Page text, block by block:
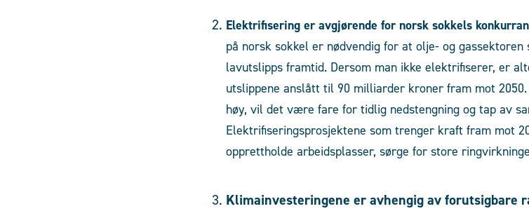
Elektrifisering er avgjørende for norsk sokkels
på norsk sokkel er nødvendig for at olje- og
lavutslipps framtid. Dersom man ikke elektrifiserer, er
utslippene anslått til 90 milliarder kroner fram mot
høy, vil det være fare for tidlig nedstengning og tap av
Elektrifiseringsprosjektene som trenger kraft fram mot
opprettholde arbeidsplasser, sørge for store
Klimainvesteringene er avhengig av forutsigbare